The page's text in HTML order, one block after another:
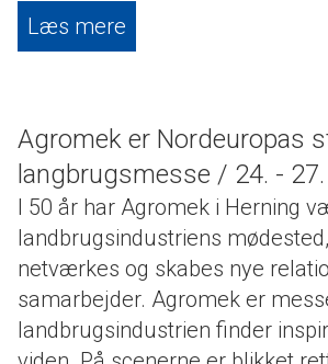
Læs mere
Agromek er Nordeuropas
langbrugsmesse / 24. -
I 50 år har Agromek i Herning
landbrugsindustriens
netværkes og skabes nye
samarbejder. Agromek er
landbrugsindustrien finder